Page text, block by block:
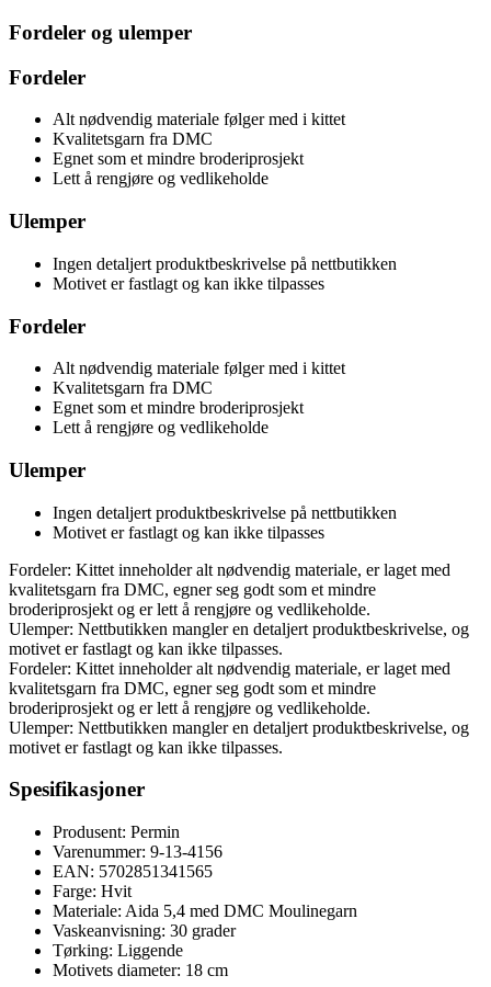
Fordeler og ulemper
Fordeler
Alt nødvendig materiale følger med i kittet
Kvalitetsgarn fra DMC
Egnet som et mindre broderiprosjekt
Lett å rengjøre og vedlikeholde
Ulemper
Ingen detaljert produktbeskrivelse på nettbutikken
Motivet er fastlagt og kan ikke tilpasses
Fordeler
Alt nødvendig materiale følger med i kittet
Kvalitetsgarn fra DMC
Egnet som et mindre broderiprosjekt
Lett å rengjøre og vedlikeholde
Ulemper
Ingen detaljert produktbeskrivelse på nettbutikken
Motivet er fastlagt og kan ikke tilpasses
Fordeler: Kittet inneholder alt nødvendig materiale, er laget med
kvalitetsgarn fra DMC, egner seg godt som et mindre
broderiprosjekt og er lett å rengjøre og vedlikeholde.
Ulemper: Nettbutikken mangler en detaljert produktbeskrivelse, og
motivet er fastlagt og kan ikke tilpasses.
Fordeler: Kittet inneholder alt nødvendig materiale, er laget med
kvalitetsgarn fra DMC, egner seg godt som et mindre
broderiprosjekt og er lett å rengjøre og vedlikeholde.
Ulemper: Nettbutikken mangler en detaljert produktbeskrivelse, og
motivet er fastlagt og kan ikke tilpasses.
Spesifikasjoner
Produsent: Permin
Varenummer: 9-13-4156
EAN: 5702851341565
Farge: Hvit
Materiale: Aida 5,4 med DMC Moulinegarn
Vaskeanvisning: 30 grader
Tørking: Liggende
Motivets diameter: 18 cm